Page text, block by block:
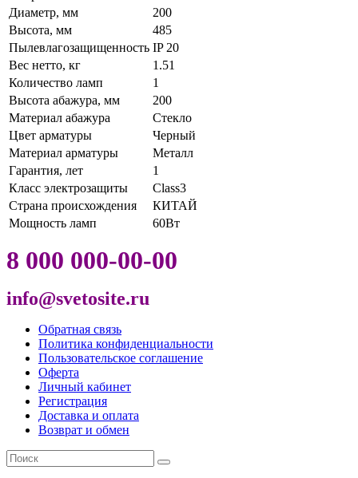
Диаметр, мм
200
Высота, мм
485
Пылевлагозащищенность IP 20
Вес нетто, кг
1.51
Количество ламп
1
Высота абажура, мм
200
Материал абажура
Стекло
Цвет арматуры
Черный
Материал арматуры
Металл
Гарантия, лет
1
Класс электрозащиты
Class3
Страна происхождения
КИТАЙ
Мощность ламп
60Вт
8 000 000-00-00
info@svetosite.ru
Обратная связь
Политика конфиденциальности
Пользовательское соглашение
Оферта
Личный кабинет
Регистрация
Доставка и оплата
Возврат и обмен